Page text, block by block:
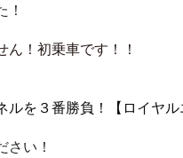
！
！初乗車です！！
ルを３番勝負！【ロイヤ
さい！